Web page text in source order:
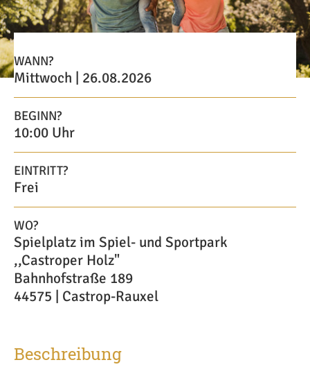
WANN?
Mittwoch | 26.08.2026
BEGINN?
10:00 Uhr
EINTRITT?
Frei
WO?
Spielplatz im Spiel- und Sportpark
,,Castroper Holz"
Bahnhofstraße 189
44575 | Castrop-Rauxel
Beschreibung